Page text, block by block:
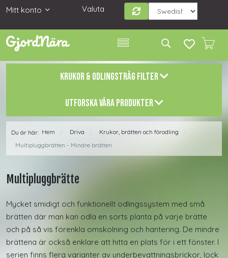
Mitt konto Valuta
KRUKOR & ODLINGSTRÅG FILTER
UTFORSKA VÅRA PRODUKTER
Du är här: Hem Driva Krukor, brätten och förodling
Multipluggbrätten - Mindre brätten
Multipluggbrätte
Mycket smidigt och funktionellt odlingssystem med små
brätten där man kan odla en sorts planta på varje brätte
och på så vis förenkla omskolning och hantering. De mindre
brättena är också enklare att hitta en plats för i ett fönster. I
serien finns flera varianter av underbevattningsbrickor, lock